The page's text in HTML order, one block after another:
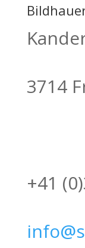
3714
+41